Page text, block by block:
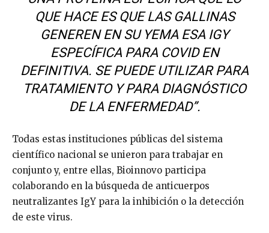
QUE HACE ES QUE LAS GALLINAS
GENEREN EN SU YEMA ESA IGY
ESPECÍFICA PARA COVID EN
DEFINITIVA. SE PUEDE UTILIZAR PARA
TRATAMIENTO Y PARA DIAGNÓSTICO
DE LA ENFERMEDAD”.
Todas estas instituciones públicas del sistema
científico nacional se unieron para trabajar en
conjunto y, entre ellas, Bioinnovo participa
colaborando en la búsqueda de anticuerpos
neutralizantes IgY para la inhibición o la detección
de este virus.